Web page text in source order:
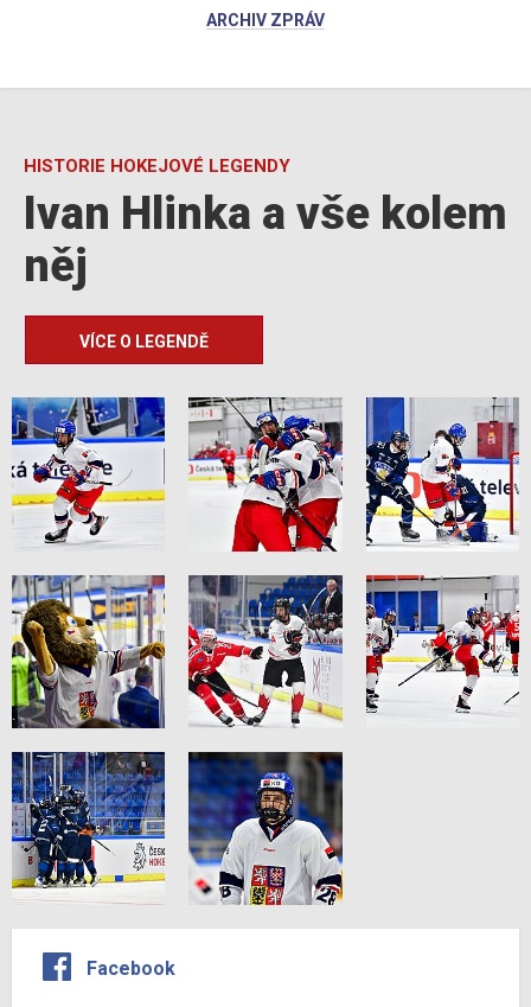
ARCHIV ZPRÁV
HISTORIE HOKEJOVÉ LEGENDY
Ivan Hlinka a vše kolem
něj
VÍCE O LEGENDĚ
Facebook